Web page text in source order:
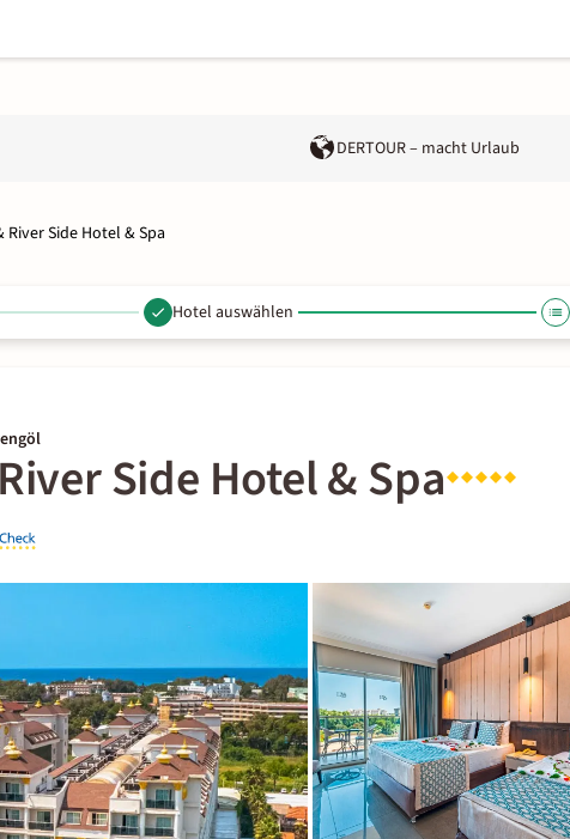
DERTOUR – macht Urlaub
River Side Hotel & Spa
Hotel auswählen
Side Hotel & Spa